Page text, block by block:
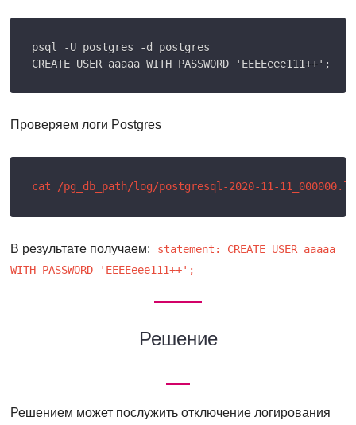
psql -U postgres -d postgres
Проверяем логи Postgres
В результате получаем:
statement: CREATE USER aaaaa
WITH PASSWORD 'EEEEeee111++';
Решение
Решением может послужить отключение логирования